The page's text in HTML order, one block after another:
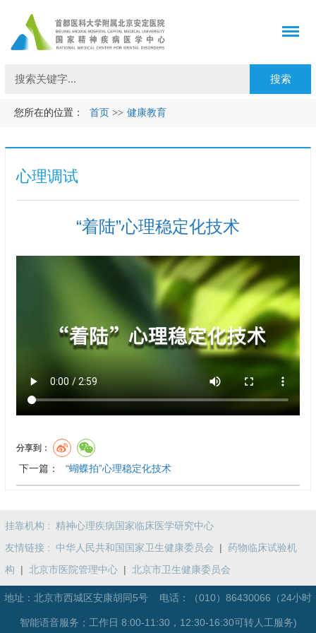
您所在的位置： 首页 >> 健康教育
心理调试
“着陆”心理稳定化技术
分享到：
下一篇： “蝴蝶拍”心理稳定化技术
挂靠机构 : 精神心理疾病国家临床医学研究中心
友情链接 : 中华人民共和国国家卫生健康委员会 | 药物临床试验机
构
| 北京市医院管理中心 | 北京市卫生健康委员会
地址：北京市西城区安康胡同5号 电话： （010）86430066（24小时
智能语音服务；工作日 8:00-11:30，12:30-16:30可转人工服务)